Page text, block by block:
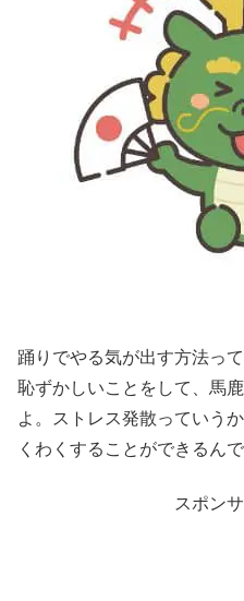
踊りでやる気が出す方法っ
恥ずかしいことをして、馬
よ。ストレス発散っていう
くわくすることができるんで
スポン